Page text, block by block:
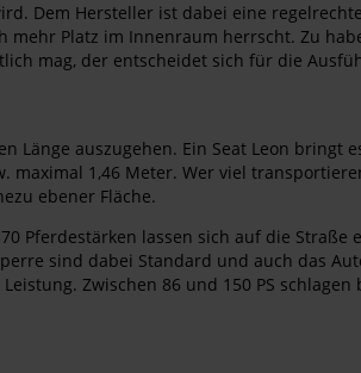
Dem Hersteller ist dabei eine
Platz im Innenraum herrscht. Zu
mag, der entscheidet sich für die
auszugehen. Ein Seat Leon bringt
1,46 Meter. Wer viel
ebener Fläche.
Pferdestärken lassen sich auf die
sind dabei Standard und auch das
Zwischen 86 und 150 PS